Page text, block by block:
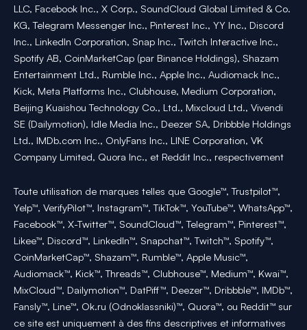
LLC, Facebook Inc., X Corp., SoundCloud Global Limited & Co.
KG, Telegram Messenger Inc., Pinterest Inc., YY Inc., Discord
Inc., LinkedIn Corporation, Snap Inc., Twitch Interactive Inc.,
Spotify AB, CoinMarketCap (par Binance Holdings), Shazam
Entertainment Ltd., Rumble Inc., Apple Inc., Audiomack Inc.,
Kick, Meta Platforms Inc., Clubhouse, Medium Corporation,
Beijing Kuaishou Technology Co., Ltd., Mixcloud Ltd., Vivendi
SE (Dailymotion), Idle Media Inc., Deezer SA, Dribbble Holdings
Ltd., IMDb.com Inc., OnlyFans Inc., LINE Corporation, VK
Company Limited, Quora Inc., et Reddit Inc., respectivement
Toute utilisation de marques telles que Google™, Trustpilot™,
Yelp™, VerifyPilot™, Instagram™, TikTok™, YouTube™, WhatsApp™,
Facebook™, X-Twitter™, SoundCloud™, Telegram™, Pinterest™,
Likee™, Discord™, LinkedIn™, Snapchat™, Twitch™, Spotify™,
CoinMarketCap™, Shazam™, Rumble™, Apple Music™,
Audiomack™, Kick™, Threads™, Clubhouse™, Medium™, Kwai™,
MixCloud™, Dailymotion™, DatPiff™, Deezer™, Dribbble™, IMDb™,
Fansly™, Line™, Ok.ru (Odnoklassniki)™, Quora™, ou Reddit™ sur
ce site est uniquement à des fins descriptives et informatives